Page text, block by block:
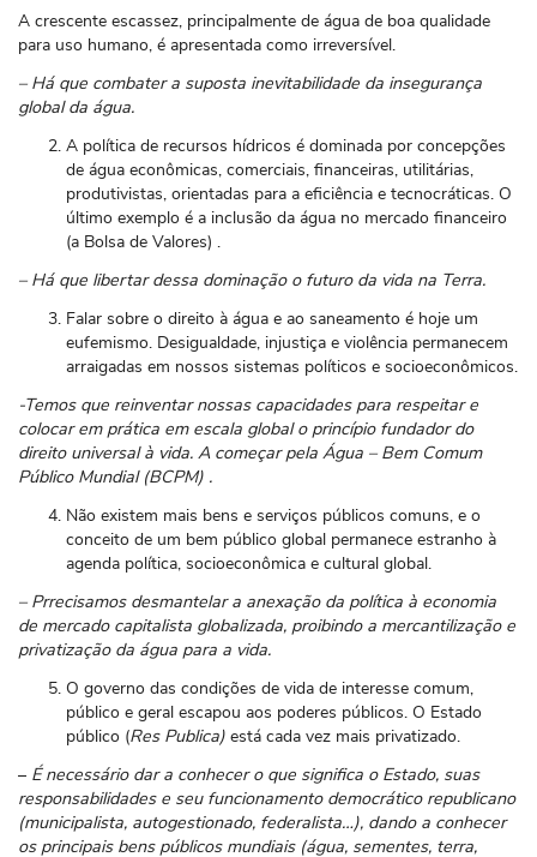
A crescente escassez, principalmente de água de boa qualidade
para uso humano, é apresentada como irreversível.
– Há que combater a suposta inevitabilidade da insegurança
global da água.
A política de recursos hídricos é dominada por concepções
de água econômicas, comerciais, financeiras, utilitárias,
produtivistas, orientadas para a eficiência e tecnocráticas. O
último exemplo é a inclusão da água no mercado financeiro
(a Bolsa de Valores) .
– Há que libertar dessa dominação o futuro da vida na Terra.
Falar sobre o direito à água e ao saneamento é hoje um
eufemismo. Desigualdade, injustiça e violência permanecem
arraigadas em nossos sistemas políticos e socioeconômicos.
-Temos que reinventar nossas capacidades para respeitar e
colocar em prática em escala global o princípio fundador do
direito universal à vida. A começar pela Água – Bem Comum
Público Mundial (BCPM) .
Não existem mais bens e serviços públicos comuns, e o
conceito de um bem público global permanece estranho à
agenda política, socioeconômica e cultural global.
– Prrecisamos desmantelar a anexação da política à economia
de mercado capitalista globalizada, proibindo a mercantilização e
privatização da água para a vida.
O governo das condições de vida de interesse comum,
público e geral escapou aos poderes públicos. O Estado
público (Res Publica) está cada vez mais privatizado.
– É necessário dar a conhecer o que significa o Estado, suas
responsabilidades e seu funcionamento democrático republicano
(municipalista, autogestionado, federalista…), dando a conhecer
os principais bens públicos mundiais (água, sementes, terra,